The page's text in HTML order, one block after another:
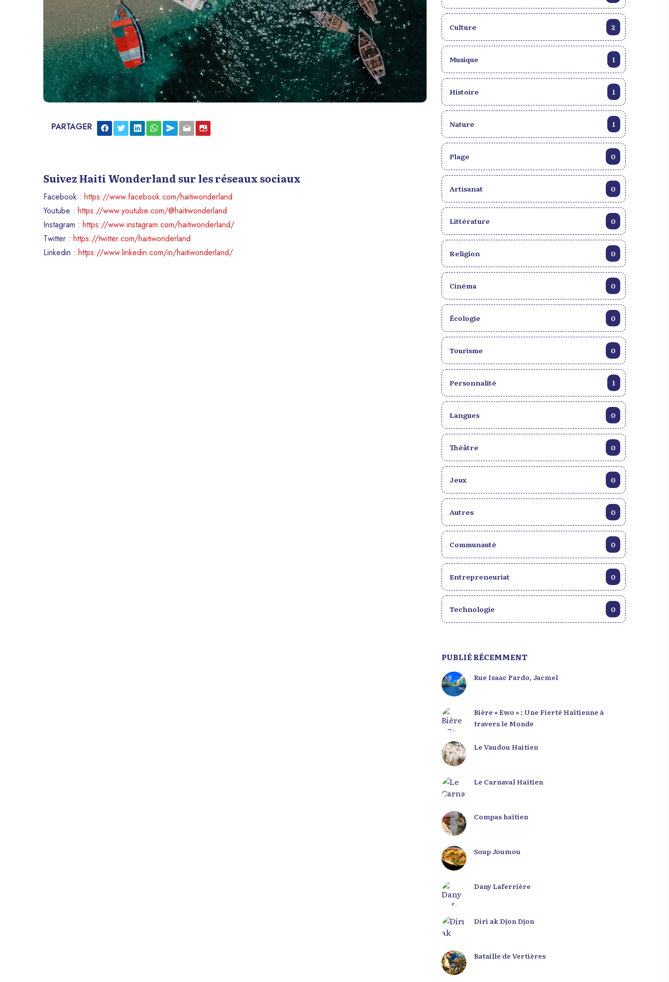
PARTAGER
Suivez Haiti Wonderland sur les réseaux sociaux
Facebook : https://www.facebook.com/haitiwonderland
Youtube : https://www.youtube.com/@haitiwonderland
Instagram : https://www.instagram.com/haitiwonderland/
Twitter : https://twitter.com/haitiwonderland
Linkedin : https://www.linkedin.com/in/haitiwonderland/
Culture 2
Musique 1
Histoire 1
Nature 1
Plage 0
Artisanat 0
Littérature 0
Religion 0
Cinéma 0
Écologie 0
Tourisme 0
Personnalité 1
Langues 0
Théâtre 0
Jeux 0
Autres 0
Communauté 0
Entrepreneuriat 0
Technologie 0
PUBLIÉ RÉCEMMENT
Rue Isaac Pardo, Jacmel
Bière « Ewo » : Une Fierté Haïtienne à
travers le Monde
Le Vaudou Haitien
Le Carnaval Haïtien
Compas haïtien
Soup Joumou
Dany Laferrière
Diri ak Djon Djon
Bataille de Vertières